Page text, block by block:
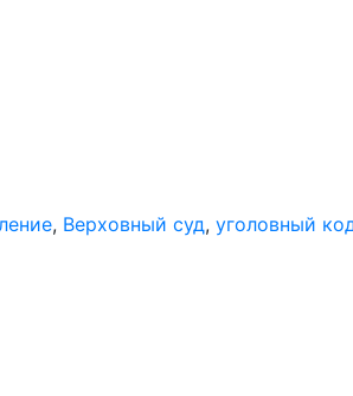
, Верховный суд, уголовный